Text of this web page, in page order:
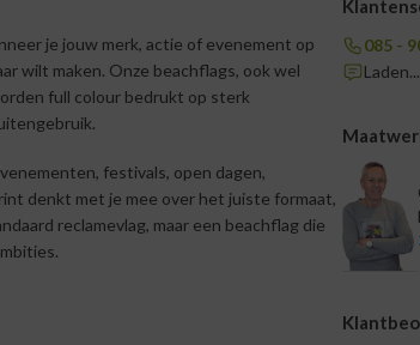
je jouw merk, actie of evenement op
wilt maken. Onze beachflags, ook wel
full colour bedrukt op sterk
festivals, open dagen,
denkt met je mee over het juiste formaat,
reclamevlag, maar een beachflag die
085 -
Laden...